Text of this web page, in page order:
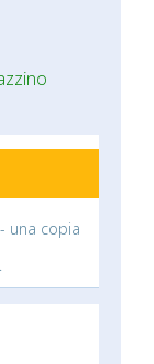
una copia